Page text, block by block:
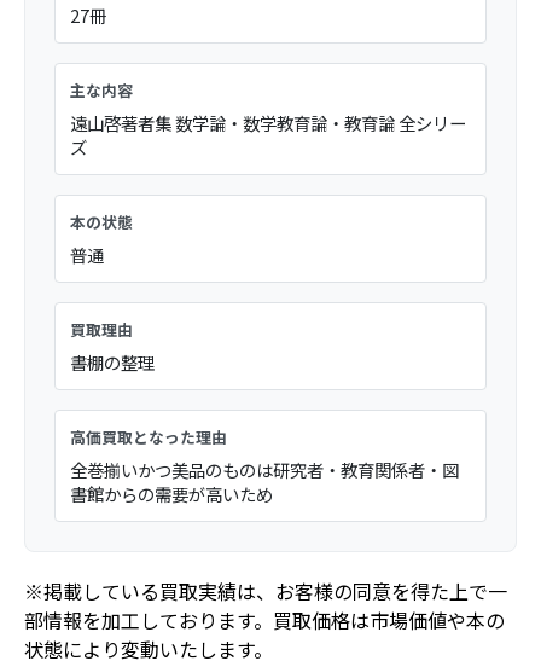
27冊
主な内容
遠山啓著者集 数学論・数学教育論・教育論 全シリー
ズ
本の状態
普通
買取理由
書棚の整理
高価買取となった理由
全巻揃いかつ美品のものは研究者・教育関係者・図
書館からの需要が高いため
※掲載している買取実績は、お客様の同意を得た上で一
部情報を加工しております。買取価格は市場価値や本の
状態により変動いたします。